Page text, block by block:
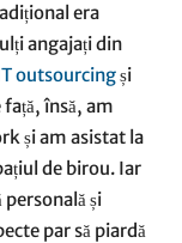
era
angajați din
outsourcingși
însă, am
și am asistat la
de birou. Iar
și
par să piardă